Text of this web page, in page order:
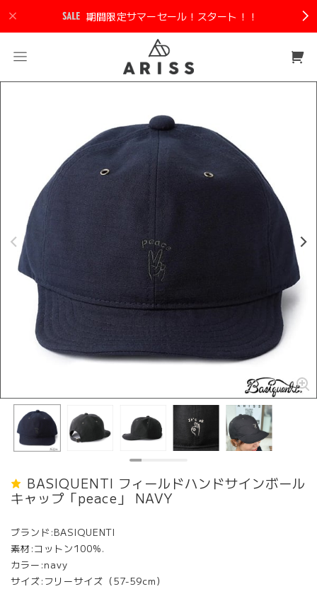
期間限定サマーセール！スタート！！
BASIQUENTI フィールドハンドサインボール
キャップ「peace」 NAVY
ブランド:BASIQUENTI
素材:コットン100%.
カラー:navy
サイズ:フリーサイズ（57-59cm）